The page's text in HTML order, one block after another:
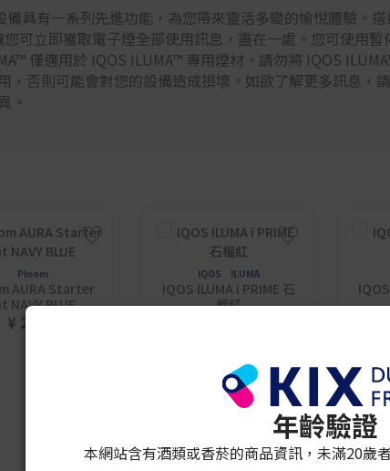
具有一系列先進功能，為您帶來靈活多變的愉悅體驗。
可立即獲取電子煙全部使用訊息，盡在一處。您可使用
僅適用於 IQOS ILUMA™ 專用煙材。請勿將 IQOS
，否則可能會對您的設備造成損壞。如欲了解更多訊息
。
Ploom
AURA Starter
NAVY BLUE
¥ 2,700
IQOS ILUMA
IQOS ILUMA i PRIME 石
榴紅
年齡驗證
本網站含有酒類或香菸的商品資訊，未滿20歲